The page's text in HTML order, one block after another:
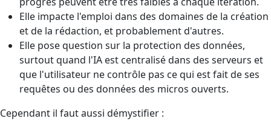
Elle impacte l'emploi dans des domaines de la création
et de la rédaction, et probablement d'autres.
Elle pose question sur la protection des données,
surtout quand l'IA est centralisé dans des serveurs et
que l'utilisateur ne contrôle pas ce qui est fait de ses
requêtes ou des données des micros ouverts.
Cependant il faut aussi démystifier :